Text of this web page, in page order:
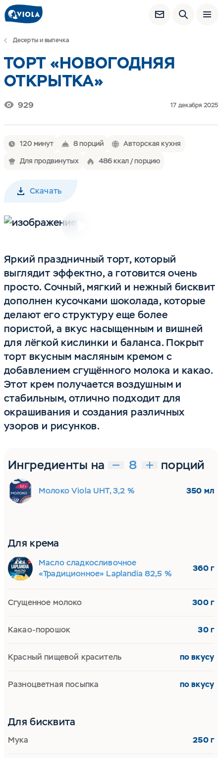
Десерты и выпечка
ТОРТ «НОВОГОДНЯЯ
ОТКРЫТКА»
929 17 декабря 2025
120 минут 8 порций
Авторская кухня
Для продвинутых
486 ккал / порцию
Скачать
Яркий праздничный торт, который
выглядит эффектно, а готовится очень
просто. Сочный, мягкий и нежный бисквит
дополнен кусочками шоколада, которые
делают его структуру еще более
пористой, а вкус насыщенным и вишней
для лёгкой кислинки и баланса. Покрыт
торт вкусным масляным кремом с
добавлением сгущённого молока и какао.
Этот крем получается воздушным и
стабильным, отлично подходит для
окрашивания и создания различных
узоров и рисунков.
Ингредиенты на порций
Молоко Viola UHT, 3,2 % 350 мл
Для крема
Масло сладкосливочное
«Традиционное» Laplandia 82,5 %
360 г
Сгущенное молоко 300 г
Какао-порошок 30 г
Красный пищевой краситель по вкусу
Разноцветная посыпка по вкусу
Для бисквита
Мука 250 г